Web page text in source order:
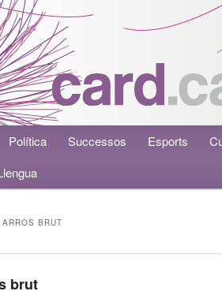
principal
secundari
Política Successos Esports
ARROS BRUT
brut